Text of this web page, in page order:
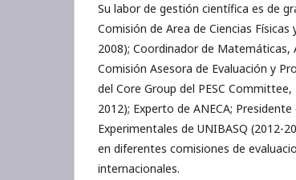
Su labor de gestión científica es de
Comisión de Area de Ciencias Físicas
2008); Coordinador de Matemáticas,
Comisión Asesora de Evaluación y
del Core Group del PESC
2012); Experto de ANECA;
Experimentales de UNIBASQ (2012-
en diferentes comisiones de
internacionales.